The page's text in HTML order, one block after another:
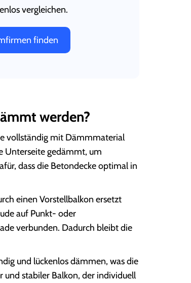
vergleichen.
finden
werden?
vollständig mit Dämmmaterial
Unterseite gedämmt, um
dass die Betondecke optimal in
einen Vorstellbalkon ersetzt
auf Punkt- oder
verbunden. Dadurch bleibt die
und lückenlos dämmen, was die
und stabiler Balkon, der individuell